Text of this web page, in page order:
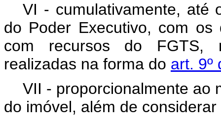
VI - cumulativamente, até
do Poder Executivo, com os
com recursos do FGTS,
realizadas na forma do art. 9º
VII - proporcionalmente ao
do imóvel, além de